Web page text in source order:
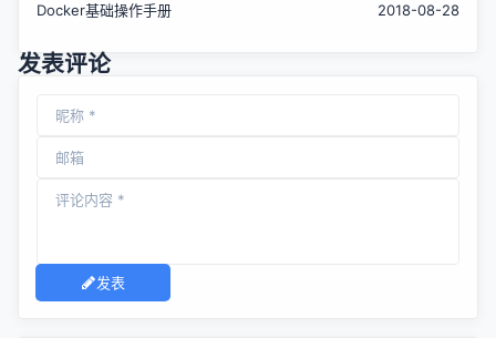
Docker基础操作手册 2018-08-28
发表评论
发表